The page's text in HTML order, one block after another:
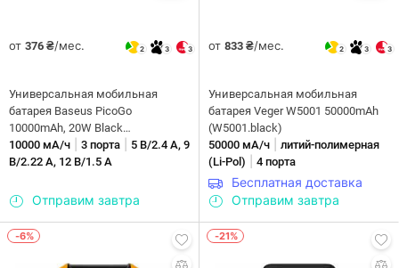
от 376 ₴/мес. 2 3 3
Универсальная мобильная
батарея Baseus PicoGo
10000mAh, 20W Black
(P10076801123-00)
10000 мА/ч 3 порта
5 В/2.4 А, 9
В/2.22 А, 12 В/1.5 А
Отправим завтра
от 833 ₴/мес. 2 3 3
Универсальная мобильная
батарея Veger W5001 50000mAh
(W5001.black)
50000 мА/ч
литий-полимерная
(Li-Pol)
4 порта
Бесплатная доставка
Отправим завтра
-6% -21%